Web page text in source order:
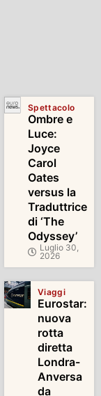
Spettacolo
Ombre e
Luce:
Joyce
Carol
Oates
versus la
Traduttrice
di ‘The
Odyssey’
Luglio 30,
2026
Viaggi
Eurostar:
nuova
rotta
diretta
Londra-
Anversa
da